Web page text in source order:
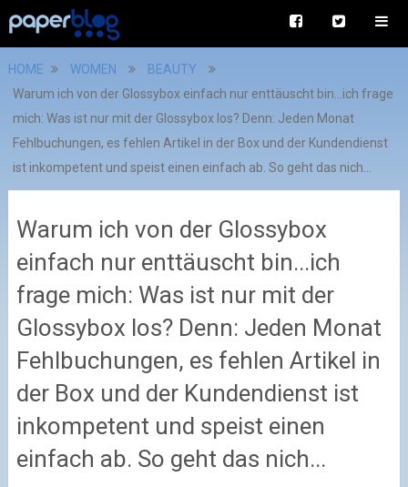
HOME WOMEN
BEAUTY
Warum ich von der Glossybox einfach nur enttäuscht bin...ich frage
mich: Was ist nur mit der Glossybox los? Denn: Jeden Monat
Fehlbuchungen, es fehlen Artikel in der Box und der Kundendienst
ist inkompetent und speist einen einfach ab. So geht das nich...
Warum ich von der Glossybox
einfach nur enttäuscht bin...ich
frage mich: Was ist nur mit der
Glossybox los? Denn: Jeden Monat
Fehlbuchungen, es fehlen Artikel in
der Box und der Kundendienst ist
inkompetent und speist einen
einfach ab. So geht das nich...